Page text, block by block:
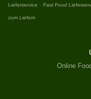
Lieferservice . Fast Food
zum Liefern
Online